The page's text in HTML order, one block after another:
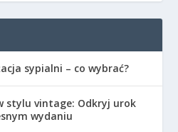
sypialni – co wybrać?
stylu vintage: Odkryj urok
wydaniu